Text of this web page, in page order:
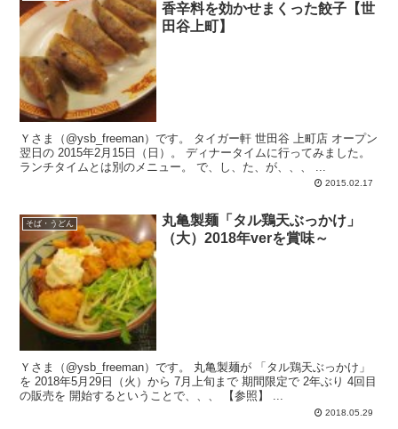
香辛料を効かせまくった餃子【世
田谷上町】
Ｙさま（@ysb_freeman）です。 タイガー軒 世田谷 上町店 オープン
翌日の 2015年2月15日（日）。 ディナータイムに行ってみました。
ランチタイムとは別のメニュー。 で、し、た、が、、、 ...
2015.02.17
そば・うどん
丸亀製麺「タル鶏天ぶっかけ」
（大）2018年verを賞味～
Ｙさま（@ysb_freeman）です。 丸亀製麺が 「タル鶏天ぶっかけ」
を 2018年5月29日（火）から 7月上旬まで 期間限定で 2年ぶり 4回目
の販売を 開始するということで、、、 【参照】 ...
2018.05.29